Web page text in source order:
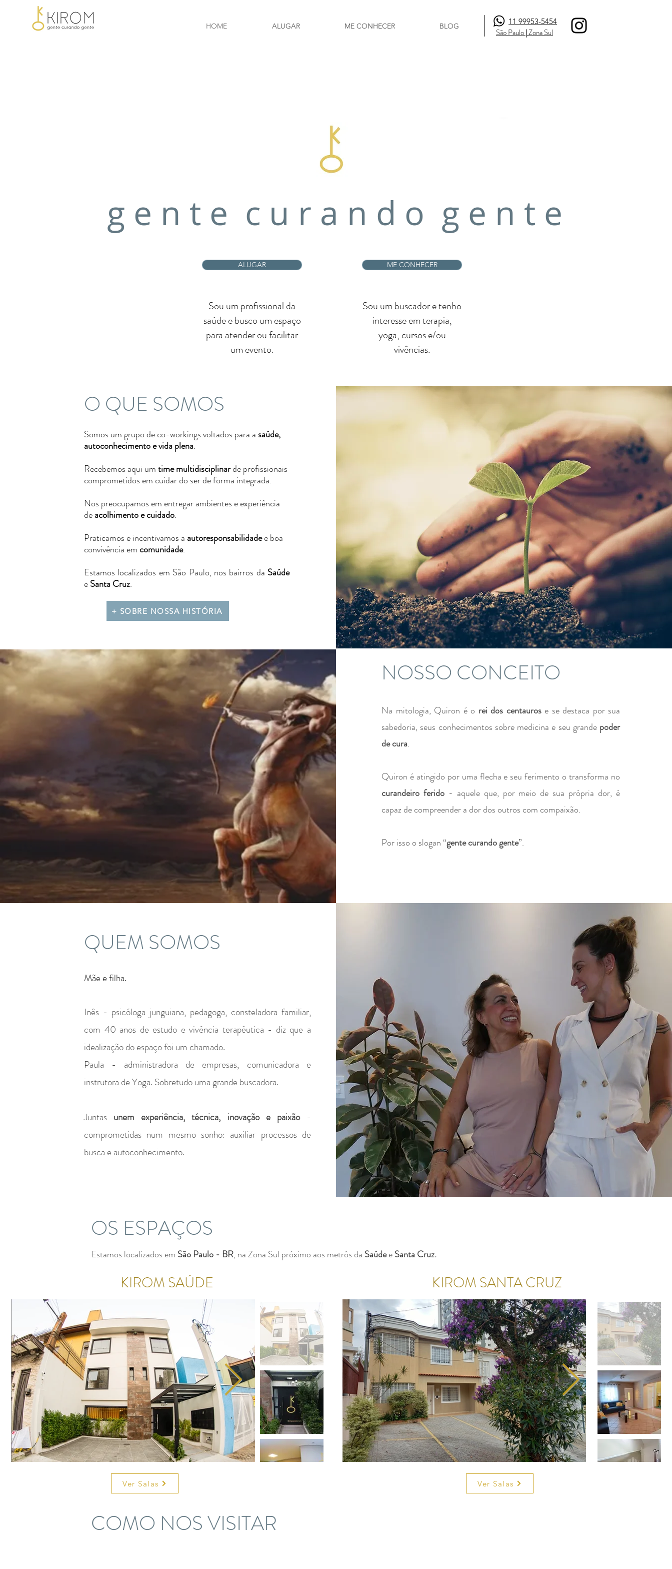
HOME ALUGAR ME CONHECER BLOG 11 99953-5454
São Paulo|Zona Sul
g e n t e c u r a n d o g e n t e
ALUGAR
Sou um profissional da
saúde e busco um espaço
para atender ou facilitar
um evento.
ME CONHECER
Sou um buscador e tenho
interesse em terapia,
yoga, cursos e/ou
vivências.
O QUE SOMOS
Somos um grupo de co-workings voltados para a saúde,
autoconhecimento e vida plena.
Recebemos aqui umtime multidisciplinarde profissionais
comprometidos em cuidar do ser de forma integrada.
Nos preocupamos em entregar ambientes e experiência
deacolhimento e cuidado.
Praticamos e incentivamos aautoresponsabilidadee boa
convivência emcomunidade.
Estamos localizados em São Paulo, nos bairros da Saúde
eSanta Cruz.
+ SOBRE NOSSA HISTÓRIA
NOSSO CONCEITO
Na mitologia, Quiron é o rei dos centaurose se destaca por sua
sabedoria, seus conhecimentos sobre medicina e seu grande poder
de cura.
Quiron é atingido por uma flecha e seu ferimento o transforma no
curandeiro ferido- aquele que, por meio de sua própria dor, é
capaz de compreender a dor dos outros com compaixão.
Por isso o slogan “gente curando gente”.
QUEM SOMOS
Mãe e filha.
Inês - psicóloga junguiana, pedagoga, consteladora familiar,
com 40 anos de estudo e vivência terapêutica - diz que a
idealização do espaço foi um chamado.
Paula - administradora de empresas, comunicadora e
instrutora de Yoga. Sobretudo uma grande buscadora.
Juntas unem experiência, técnica, inovação e paixão-
comprometidas num mesmo sonho: auxiliar processos de
busca e autoconhecimento.
OS ESPAÇOS
Estamos localizados em São Paulo - BR, na Zona Sul próximo aos metrôs da SaúdeeSanta Cruz.
KIROM SAÚDE KIROM SANTA CRUZ
Ver Salas Ver Salas
COMO NOS VISITAR